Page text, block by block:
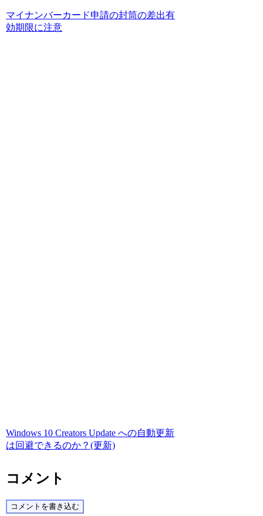
マイナンバーカード申請の封筒の差出有
効期限に注意
Windows 10 Creators Update への自動更新
は回避できるのか？(更新)
コメント
コメントを書き込む